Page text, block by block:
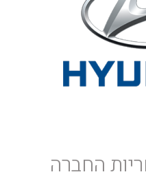
החברה